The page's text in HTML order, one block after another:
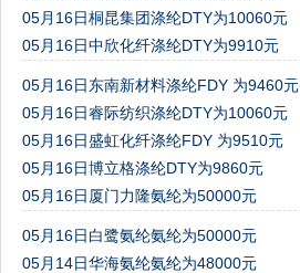
05月16日桐昆集团涤纶DTY为10060元
05月16日中欣化纤涤纶DTY为9910元
05月16日东南新材料涤纶FDY 为9460元
05月16日睿际纺织涤纶DTY为10060元
05月16日盛虹化纤涤纶FDY 为9510元
05月16日博立格涤纶DTY为9860元
05月16日厦门力隆氨纶为50000元
05月16日白鹭氨纶氨纶为50000元
05月14日华海氨纶氨纶为48000元